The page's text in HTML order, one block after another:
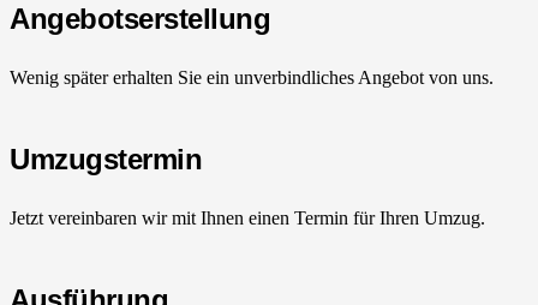
Angebotserstellung
Wenig später erhalten Sie ein unverbindliches Angebot von uns.
Umzugstermin
Jetzt vereinbaren wir mit Ihnen einen Termin für Ihren Umzug.